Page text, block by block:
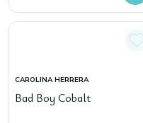
CAROLINA HERRERA
Bad Boy Cobalt